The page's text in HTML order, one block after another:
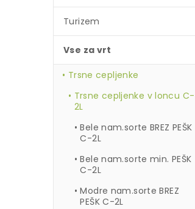
Turizem
Vse za vrt
Trsne cepljenke
Trsne cepljenke v loncu C-
2L
Bele nam.sorte BREZ PEŠK
C-2L
Bele nam.sorte min. PEŠK
C-2L
Modre nam.sorte BREZ
PEŠK C-2L